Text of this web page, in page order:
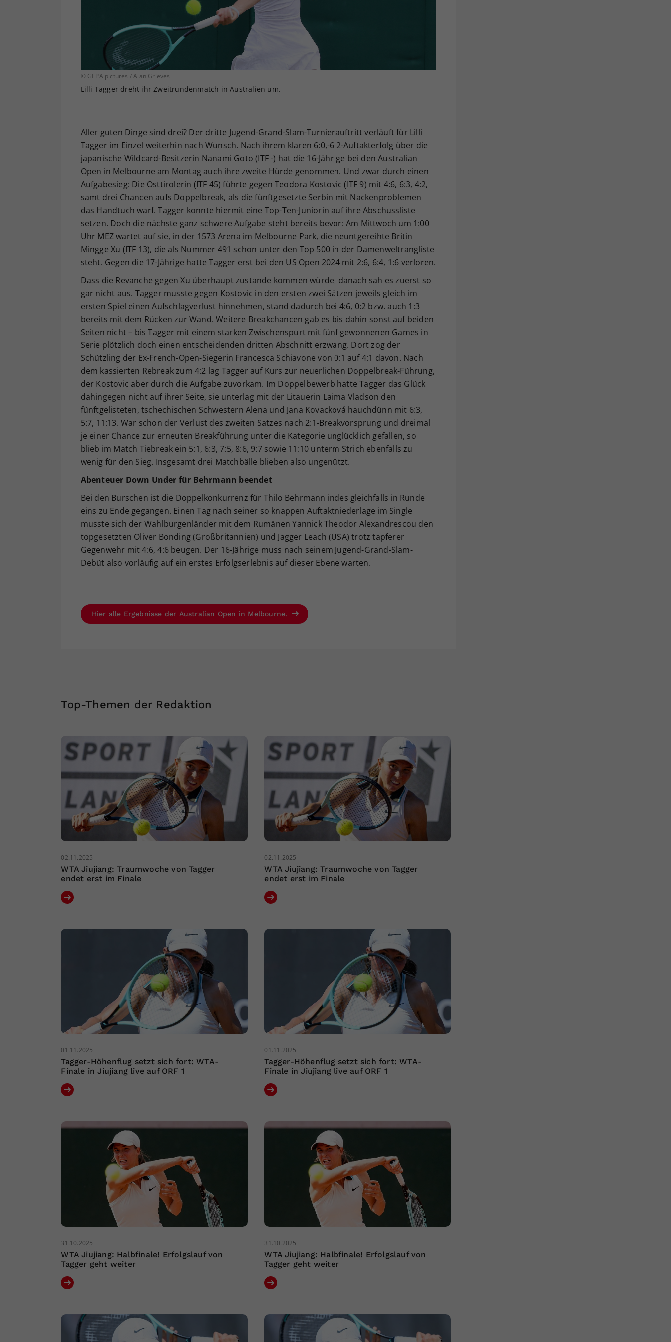
© GEPA pictures / Alan Grieves
Lilli Tagger dreht ihr Zweitrundenmatch in Australien um.
Aller guten Dinge sind drei? Der dritte Jugend-Grand-Slam-Turnierauftritt verläuft für Lilli
Tagger im Einzel weiterhin nach Wunsch. Nach ihrem klaren 6:0,-6:2-Auftakterfolg über die
japanische Wildcard-Besitzerin Nanami Goto (ITF -) hat die 16-Jährige bei den Australian
Open in Melbourne am Montag auch ihre zweite Hürde genommen. Und zwar durch einen
Aufgabesieg: Die Osttirolerin (ITF 45) führte gegen Teodora Kostovic (ITF 9) mit 4:6, 6:3, 4:2,
samt drei Chancen aufs Doppelbreak, als die fünftgesetzte Serbin mit Nackenproblemen
das Handtuch warf. Tagger konnte hiermit eine Top-Ten-Juniorin auf ihre Abschussliste
setzen. Doch die nächste ganz schwere Aufgabe steht bereits bevor: Am Mittwoch um 1:00
Uhr MEZ wartet auf sie, in der 1573 Arena im Melbourne Park, die neuntgereihte Britin
Mingge Xu (ITF 13), die als Nummer 491 schon unter den Top 500 in der Damenweltrangliste
steht. Gegen die 17-Jährige hatte Tagger erst bei den US Open 2024 mit 2:6, 6:4, 1:6 verloren.
Dass die Revanche gegen Xu überhaupt zustande kommen würde, danach sah es zuerst so
gar nicht aus. Tagger musste gegen Kostovic in den ersten zwei Sätzen jeweils gleich im
ersten Spiel einen Aufschlagverlust hinnehmen, stand dadurch bei 4:6, 0:2 bzw. auch 1:3
bereits mit dem Rücken zur Wand. Weitere Breakchancen gab es bis dahin sonst auf beiden
Seiten nicht – bis Tagger mit einem starken Zwischenspurt mit fünf gewonnenen Games in
Serie plötzlich doch einen entscheidenden dritten Abschnitt erzwang. Dort zog der
Schützling der Ex-French-Open-Siegerin Francesca Schiavone von 0:1 auf 4:1 davon. Nach
dem kassierten Rebreak zum 4:2 lag Tagger auf Kurs zur neuerlichen Doppelbreak-Führung,
der Kostovic aber durch die Aufgabe zuvorkam. Im Doppelbewerb hatte Tagger das Glück
dahingegen nicht auf ihrer Seite, sie unterlag mit der Litauerin Laima Vladson den
fünftgelisteten, tschechischen Schwestern Alena und Jana Kovacková hauchdünn mit 6:3,
5:7, 11:13. War schon der Verlust des zweiten Satzes nach 2:1-Breakvorsprung und dreimal
je einer Chance zur erneuten Breakführung unter die Kategorie unglücklich gefallen, so
blieb im Match Tiebreak ein 5:1, 6:3, 7:5, 8:6, 9:7 sowie 11:10 unterm Strich ebenfalls zu
wenig für den Sieg. Insgesamt drei Matchbälle blieben also ungenützt.
Abenteuer Down Under für Behrmann beendet
Bei den Burschen ist die Doppelkonkurrenz für Thilo Behrmann indes gleichfalls in Runde
eins zu Ende gegangen. Einen Tag nach seiner so knappen Auftaktniederlage im Single
musste sich der Wahlburgenländer mit dem Rumänen Yannick Theodor Alexandrescou den
topgesetzten Oliver Bonding (Großbritannien) und Jagger Leach (USA) trotz tapferer
Gegenwehr mit 4:6, 4:6 beugen. Der 16-Jährige muss nach seinem Jugend-Grand-Slam-
Debüt also vorläufig auf ein erstes Erfolgserlebnis auf dieser Ebene warten.
Hier alle Ergebnisse der Australian Open in Melbourne.
Top-Themen der Redaktion
02.11.2025
WTA Jiujiang: Traumwoche von Tagger
endet erst im Finale
02.11.2025
WTA Jiujiang: Traumwoche von Tagger
endet erst im Finale
01.11.2025
Tagger-Höhenflug setzt sich fort: WTA-
Finale in Jiujiang live auf ORF 1
01.11.2025
Tagger-Höhenflug setzt sich fort: WTA-
Finale in Jiujiang live auf ORF 1
31.10.2025
WTA Jiujiang: Halbfinale! Erfolgslauf von
Tagger geht weiter
31.10.2025
WTA Jiujiang: Halbfinale! Erfolgslauf von
Tagger geht weiter
Ihrer vorgenommen Einstellungen, falls der
Webseiten-Betreiber dies eingestellt hat.